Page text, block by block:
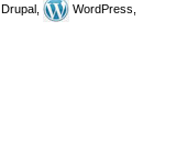
Drupal,
WordPress,